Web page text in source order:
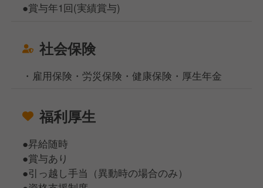
●賞与年1回(実績賞与)
社会保険
・雇用保険・労災保険・健康保険・厚生年金
福利厚生
●昇給随時
●賞与あり
●引っ越し手当（異動時の場合のみ）